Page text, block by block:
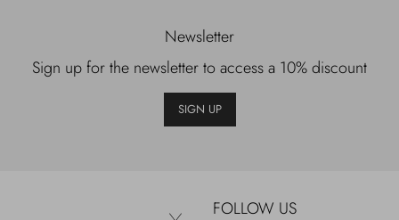
Newsletter
Sign up for the newsletter to access a 10% discount
SIGN UP
FOLLOW US